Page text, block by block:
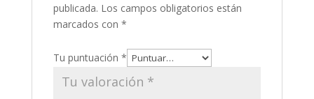
publicada. Los campos obligatorios están
marcados con *
Tu puntuación *